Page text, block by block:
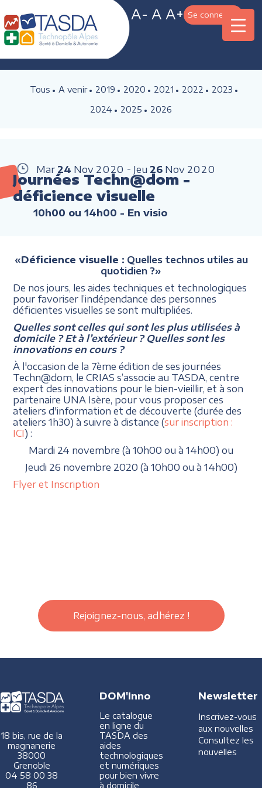
A- A A+ Se connecter
Tous A venir 2019 2020 2021 2022
2023
2024
2025 2026
Mar 24 Nov 2020 Jeu 26 Nov 2020
Journées Techn@dom -
déficience visuelle
10h00 ou 14h00 - En visio
«Déficience visuelle : Quelles technos utiles au
quotidien ?»
De nos jours, les aides techniques et technologiques
pour favoriser l’indépendance des personnes
déficientes visuelles se sont multipliées.
Quelles sont celles qui sont les plus utilisées à
domicile ? Et à l’extérieur ? Quelles sont les
innovations en cours ?
À l'occasion de la 7ème édition de ses journées
Techn@dom, le CRIAS s’associe au TASDA, centre
expert des innovations pour le bien-vieillir, et à son
partenaire UNA Isère, pour vous proposer ces
ateliers d'information et de découverte (durée des
ateliers 1h30) à suivre à distance (sur inscription :
ICI) :
Mardi 24 novembre (à 10h00 ou à 14h00) ou
Jeudi 26 novembre 2020 (à 10h00 ou à 14h00)
Flyer et Inscription
Rejoignez-nous, adhérez !
18 bis, rue de la
magnanerie
38000
Grenoble
04 58 00 38
86
DOM'Inno
Le catalogue
en ligne du
TASDA des
aides
technologiques
et numériques
pour bien vivre
à domicile
Newsletter
Inscrivez-vous
aux nouvelles
Consultez les
nouvelles